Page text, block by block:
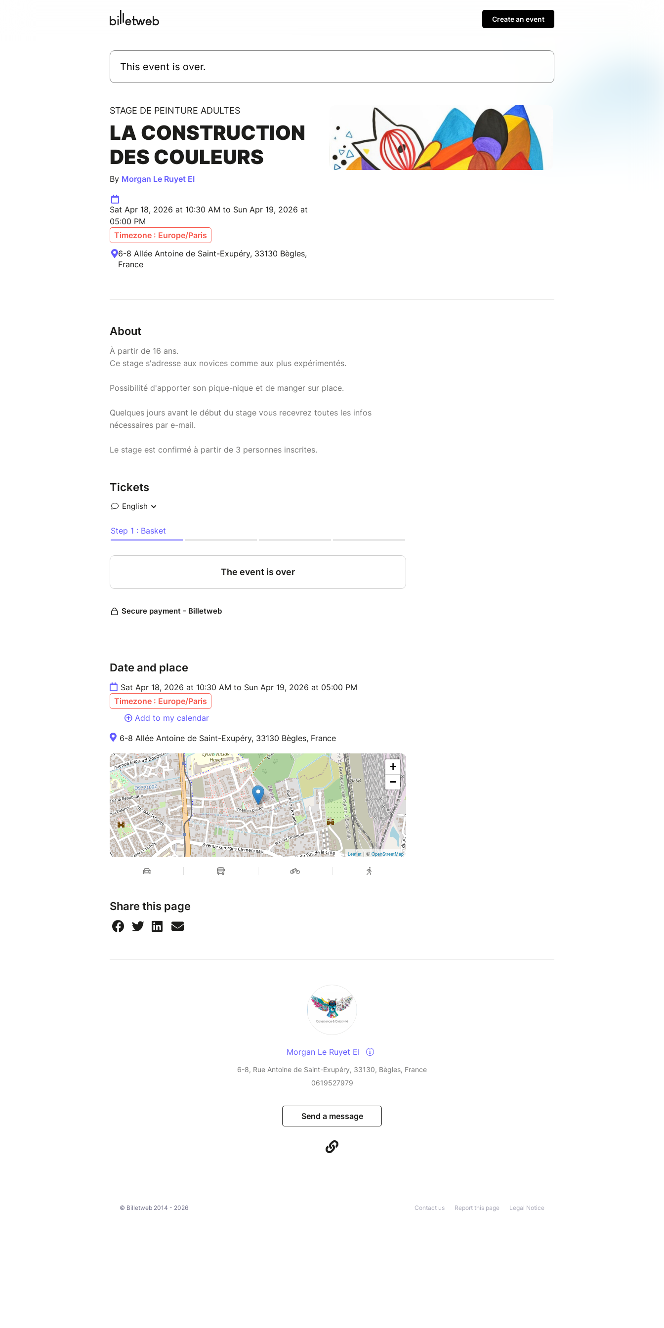
Create an event
This event is over.
STAGE DE PEINTURE ADULTES
LA CONSTRUCTION
DES COULEURS
By Morgan Le Ruyet EI
Sat Apr 18, 2026 at 10:30 AM to Sun Apr 19, 2026 at
05:00 PM
Timezone : Europe/Paris
6-8 Allée Antoine de Saint-Exupéry, 33130 Bègles,
France
About
À partir de 16 ans.
Ce stage s'adresse aux novices comme aux plus expérimentés.
Possibilité d'apporter son pique-nique et de manger sur place.
Quelques jours avant le début du stage vous recevrez toutes les infos
nécessaires par e-mail.
Le stage est confirmé à partir de 3 personnes inscrites.
Tickets
Date and place
Sat Apr 18, 2026 at 10:30 AM to Sun Apr 19, 2026 at 05:00 PM
Timezone : Europe/Paris
Add to my calendar
6-8 Allée Antoine de Saint-Exupéry, 33130 Bègles, France
+
−
Leaflet | © OpenStreetMap
Share this page
Morgan Le Ruyet EI
6-8, Rue Antoine de Saint-Exupéry, 33130, Bègles, France
0619527979
Send a message
© Billetweb 2014 - 2026 Legal Notice
Report this page
Contact us